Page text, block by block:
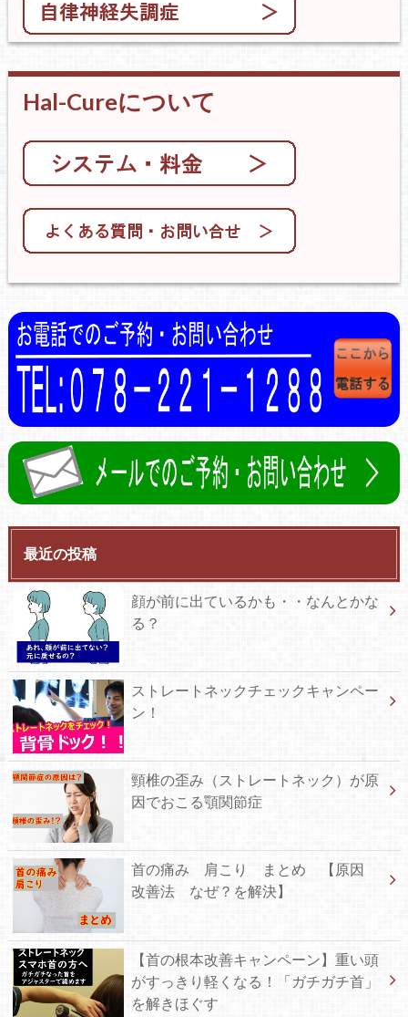
Hal-Cureについて
最近の投稿
顔が前に出ているかも・・なんとかな
る？
ストレートネックチェックキャンペー
ン！
頸椎の歪み（ストレートネック）が原
因でおこる顎関節症
首の痛み 肩こり まとめ 【原因
改善法 なぜ？を解決】
【首の根本改善キャンペーン】重い頭
がすっきり軽くなる！「ガチガチ首」
を解きほぐす